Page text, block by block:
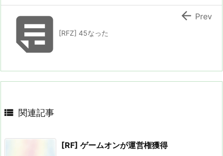
[RFZ] 45なった
 Prev
 関連記事
[RF] ゲームオンが運営権獲得